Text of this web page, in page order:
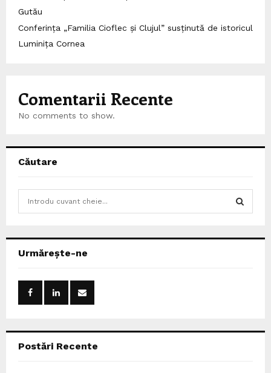
Gutău
Conferința „Familia Cioflec și Clujul” susținută de istoricul
Luminița Cornea
Comentarii Recente
No comments to show.
Căutare
h
Urmărește-ne
Postări Recente